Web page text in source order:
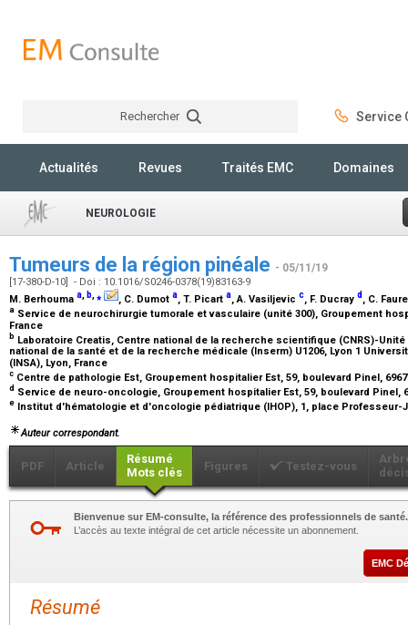
Rechercher Service
Actualités Revues Traités EMC Domaines
NEUROLOGIE
Tumeurs de la région pinéale - 05/11/19
[17-380-D-10] - Doi : 10.1016/S0246-0378(19)83163-9
M. Berhouma a, b,⁎ , C. Dumot a, T. Picart a, A. Vasiljevic c, F. Ducray d , C.
a Service de neurochirurgie tumorale et vasculaire (unité 300), Groupement
France
b Laboratoire Creatis, Centre national de la recherche scientifique (CNRS)-
national de la santé et de la recherche médicale (Inserm) U1206, Lyon 1
(INSA), Lyon, France
c Centre de pathologie Est, Groupement hospitalier Est, 59, boulevard Pinel,
d Service de neuro-oncologie, Groupement hospitalier Est, 59, boulevard Pinel,
e Institut d'hématologie et d'oncologie pédiatrique (IHOP), 1, place Professeur-
Auteur correspondant.
PDF Article
Résumé
Mots clés
Figures Testez-vous
Bienvenue sur EM-consulte, la référence des professionnels de santé.
L’accès au texte intégral de cet article nécessite un abonnement.
EMC
Résumé